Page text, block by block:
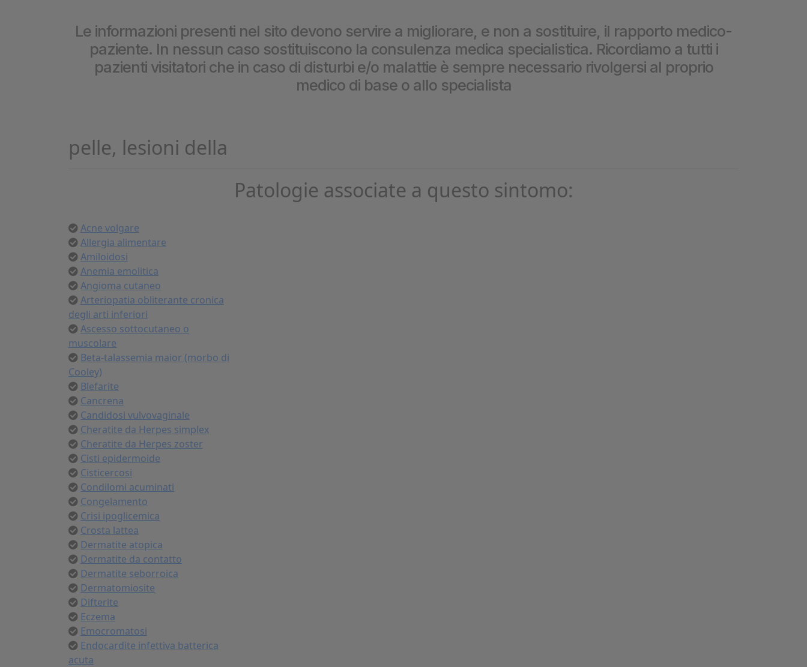
Le informazioni presenti nel sito devono servire a migliorare, e non a sostituire, il rapporto medico-
paziente. In nessun caso sostituiscono la consulenza medica specialistica. Ricordiamo a tutti i
pazienti visitatori che in caso di disturbi e/o malattie è sempre necessario rivolgersi al proprio
medico di base o allo specialista
pelle, lesioni della
Patologie associate a questo sintomo:
Acne volgare
Allergia alimentare
Amiloidosi
Anemia emolitica
Angioma cutaneo
Arteriopatia obliterante cronica
degli arti inferiori
Ascesso sottocutaneo o
muscolare
Beta-talassemia maior (morbo di
Cooley)
Blefarite
Cancrena
Candidosi vulvovaginale
Cheratite da Herpes simplex
Cheratite da Herpes zoster
Cisti epidermoide
Cisticercosi
Condilomi acuminati
Congelamento
Crisi ipoglicemica
Crosta lattea
Dermatite atopica
Dermatite da contatto
Dermatite seborroica
Dermatomiosite
Difterite
Eczema
Emocromatosi
Endocardite infettiva batterica
acuta
Cookie pubblicitari